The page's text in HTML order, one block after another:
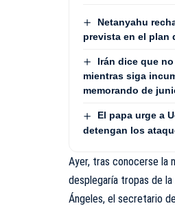
Netanyahu
prevista en el plan
Irán dice que
mientras siga
memorando de
El papa urge a
detengan los
Ayer, tras conocerse la
desplegaría tropas de la
Ángeles, el secretario